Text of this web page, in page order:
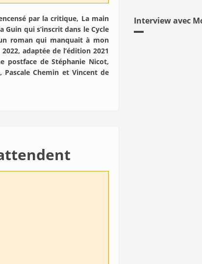
par la critique, La main
Guin qui s’inscrit dans le Cycle
roman qui manquait à mon
adaptée de l’édition 2021
postface de Stéphanie Nicot,
Pascale Chemin et Vincent de
Interview avec